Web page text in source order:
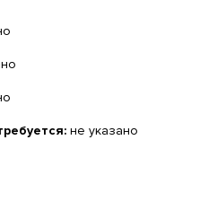
не указано